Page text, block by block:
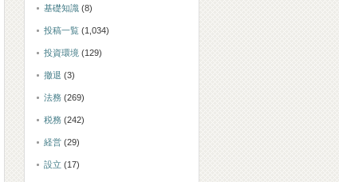
基礎知識 (8)
投稿一覧 (1,034)
投資環境 (129)
撤退 (3)
法務 (269)
税務 (242)
経営 (29)
設立 (17)